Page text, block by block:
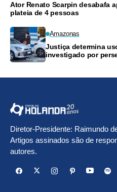
Ator Renato Scarpin desabafa
plateia de 4 pessoas
Amazonas
Justiça determina
investigado por
Diretor-Presidente: Raimundo
Artigos assinados são de
autores.